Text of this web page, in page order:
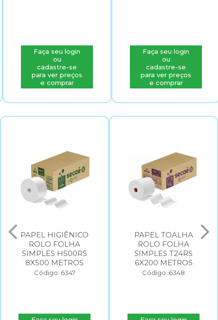
Faça seu login
ou
cadastre-se
para ver preços
e comprar
Faça seu login
ou
cadastre-se
para ver preços
e comprar
PAPEL HIGIÊNICO
ROLO FOLHA
SIMPLES H500RS
8X500 METROS
Código: 6347
PAPEL TOALHA
ROLO FOLHA
SIMPLES T24RS
6X200 METROS
Código: 6348